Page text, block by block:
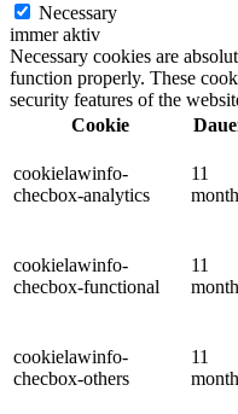
Necessary
immer aktiv
Necessary cookies are
function properly. These
security features of the
Cookie
cookielawinfo-
checbox-analytics
11
cookielawinfo-
checbox-functional
11
cookielawinfo-
checbox-others
11